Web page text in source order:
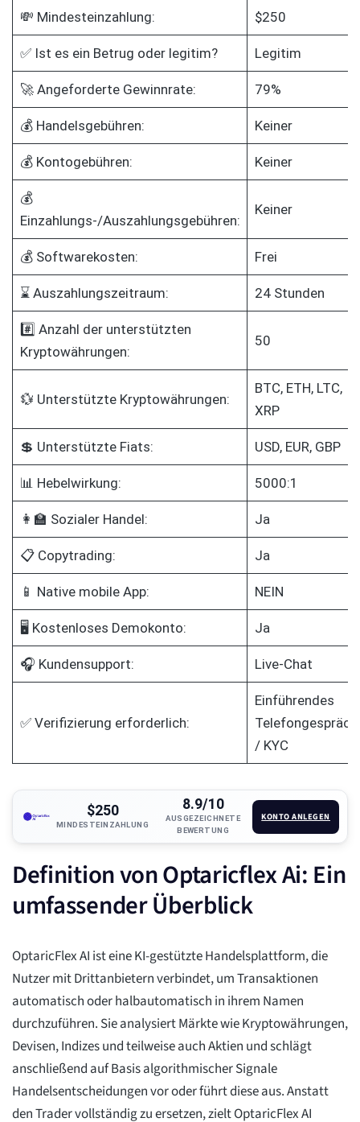
💸 Mindesteinzahlung: $250
✅ Ist es ein Betrug oder legitim? Legitim
🚀 Angeforderte Gewinnrate: 79%
💰 Handelsgebühren: Keiner
💰 Kontogebühren: Keiner
💰
Einzahlungs-/Auszahlungsgebühren:
Keiner
💰 Softwarekosten: Frei
⌛ Auszahlungszeitraum: 24 Stunden
#️⃣ Anzahl der unterstützten
Kryptowährungen:
50
💱 Unterstützte Kryptowährungen:
BTC, ETH, LTC,
XRP
💲 Unterstützte Fiats: USD, EUR, GBP
📊 Hebelwirkung: 5000:1
👩‍🏫 Sozialer Handel: Ja
📋 Copytrading: Ja
📱 Native mobile App: NEIN
🖥️ Kostenloses Demokonto: Ja
🎧 Kundensupport: Live-Chat
✅ Verifizierung erforderlich:
Einführendes
Telefongespräch
/ KYC
$250
MINDESTEINZAHLUNG
8.9/10
AUSGEZEICHNETE
BEWERTUNG
KONTO ANLEGEN
Definition von Optaricflex Ai: Ein
umfassender Überblick
OptaricFlex AI ist eine KI-gestützte Handelsplattform, die
Nutzer mit Drittanbietern verbindet, um Transaktionen
automatisch oder halbautomatisch in ihrem Namen
durchzuführen. Sie analysiert Märkte wie Kryptowährungen,
Devisen, Indizes und teilweise auch Aktien und schlägt
anschließend auf Basis algorithmischer Signale
Handelsentscheidungen vor oder führt diese aus. Anstatt
den Trader vollständig zu ersetzen, zielt OptaricFlex AI